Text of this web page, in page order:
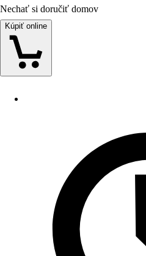
Nechať si doručiť domov
Kúpiť online